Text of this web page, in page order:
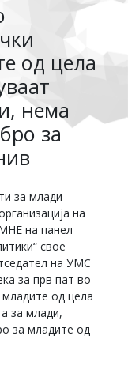
од цела
нема
за
за млади
на
на панел
свое
на УМС
за прв пат во
од цела
за млади,
за младите од